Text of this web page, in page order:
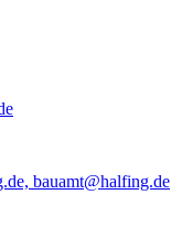
bauamt@halfing.de